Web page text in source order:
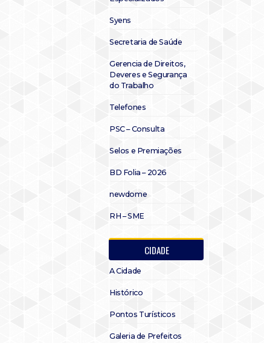
Syens
Secretaria de Saúde
Gerencia de Direitos,
Deveres e Segurança
do Trabalho
Telefones
PSC – Consulta
Selos e Premiações
BD Folia – 2026
newdome
RH – SME
CIDADE
A Cidade
Histórico
Pontos Turísticos
Galeria de Prefeitos